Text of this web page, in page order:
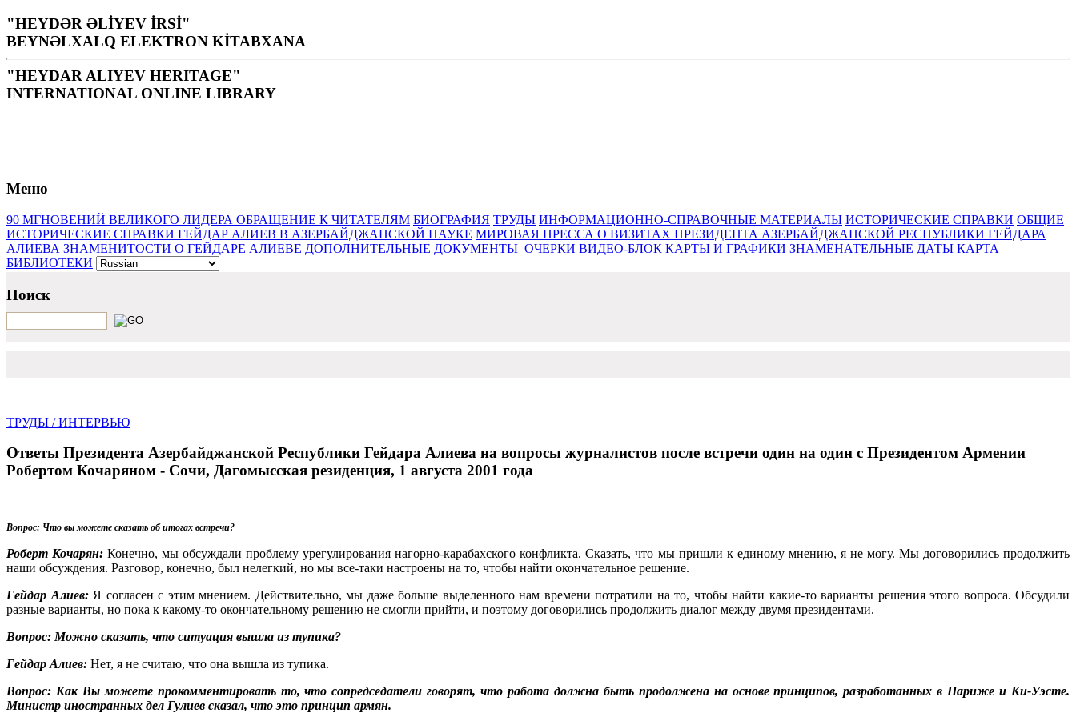
"HEYDƏR ƏLİYEV İRSİ"
BEYNƏLXALQ ELEKTRON KİTABXANA
"HEYDAR ALIYEV HERITAGE"
INTERNATIONAL ONLINE LIBRARY
Меню
90 МГНОВЕНИЙ ВЕЛИКОГО ЛИДЕРА ОБРАЩЕНИЕ К ЧИТАТЕЛЯМ БИОГРАФИЯ ТРУДЫ ИНФОРМАЦИОННО-СПРАВОЧНЫЕ МАТЕРИАЛЫ ИСТОРИЧЕСКИЕ СПРАВКИ ОБЩИЕ
ИСТОРИЧЕСКИЕ СПРАВКИ ГЕЙДАР АЛИЕВ В АЗЕРБАЙДЖАНСКОЙ НАУКЕ МИРОВАЯ ПРЕССА О ВИЗИТАХ ПРЕЗИДЕНТА АЗЕРБАЙДЖАНСКОЙ РЕСПУБЛИКИ ГЕЙДАРА
АЛИЕВА ЗНАМЕНИТОСТИ О ГЕЙДАРЕ АЛИЕВЕ ДОПОЛНИТЕЛЬНЫЕ ДОКУМЕНТЫ ‎ ОЧЕРКИ ВИДЕО-БЛОК КАРТЫ И ГРАФИКИ ЗНАМЕНАТЕЛЬНЫЕ ДАТЫ КАРТА
БИБЛИОТЕКИ
Поиск
ТРУДЫ / ИНТЕРВЬЮ
Ответы Президента Азербайджанской Республики Гейдара Алиева на вопросы журналистов после встречи один на один с Президентом Армении
Робертом Кочаряном - Сочи, Дагомысская резиденция, 1 августа 2001 года
Вопрос: Что вы можете сказать об итогах встречи?
Роберт Кочарян:Конечно, мы обсуждали проблему урегулирования нагорно-карабахского конфликта. Сказать, что мы пришли к единому мнению, я не могу. Мы договорились продолжить
наши обсуждения. Разговор, конеч­но, был нелегкий, но мы все-таки настроены на то, чтобы найти окончательное решение.
Гейдар Алиев:Я согласен с этим мнением. Действительно, мы даже больше выделенного нам времени потратили на то, чтобы найти какие-то варианты решения этого вопроса. Обсудили
разные варианты, но пока к какому-то окончатель­ному решению не смогли прийти, и поэтому договори­лись продолжить диалог между двумя президентами.
Вопрос: Можно сказать, что ситуация вышла из тупика?
Гейдар Алиев: Нет, я не считаю, что она вышла из ту­пика.
Вопрос: Как Вы можете прокомментировать то, что со­председатели говорят, что ра­бота должна быть продолжена на основе принципов, разрабо­танных в Париже и Ки-Уэсте.
Министр иностранных дел Гулиев сказал, что это принцип армян.